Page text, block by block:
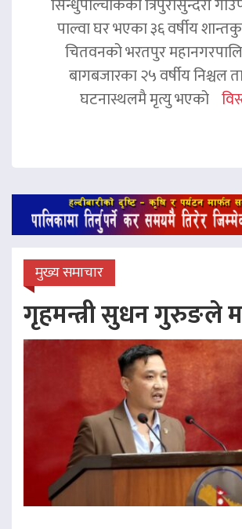
पाल्वा घर भएका ३६ वर्षीय
चितवनको भरतपुर
बागबजारका २५ वर्षीय निश्चल
घटनास्थलमै मृत्यु भएको
मुख्य समाचार
गृहमन्त्री सुधन गुरुङले